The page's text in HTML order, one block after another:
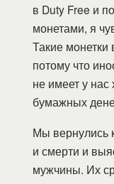
в Duty Free и
монетами, я
Такие
потому что
не имеет у
бумажных
Мы вернулись
и смерти и
мужчины. Их